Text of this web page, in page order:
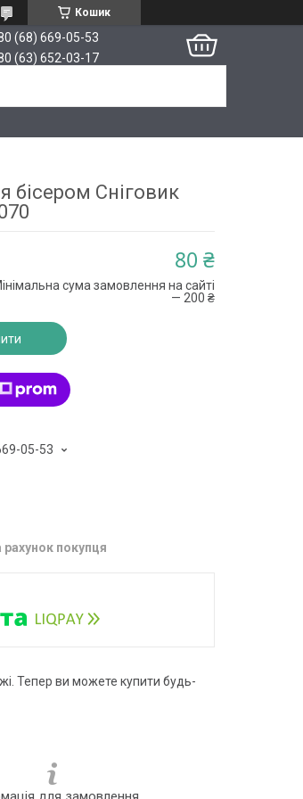
Кошик
(68) 669-05-53
(63) 652-03-17
Сніговик
80 ₴
сума замовлення на сайті
— 200 ₴
05-53
рахунок покупця
Тепер ви можете купити будь-